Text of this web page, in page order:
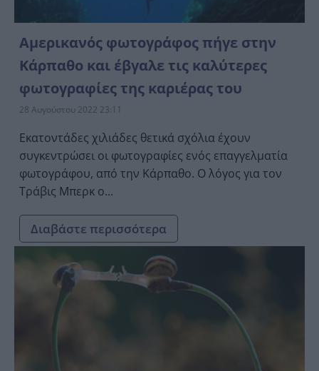
Αμερικανός φωτογράφος πήγε στην
Κάρπαθο και έβγαλε τις καλύτερες
φωτογραφίες της καριέρας του
28 Αυγούστου 2022 23:11
Εκατοντάδες χιλιάδες θετικά σχόλια έχουν
συγκεντρώσει οι φωτογραφίες ενός επαγγελματία
φωτογράφου, από την Κάρπαθο. Ο λόγος για τον
Τράβις Μπερκ ο...
Διαβάστε περισσότερα